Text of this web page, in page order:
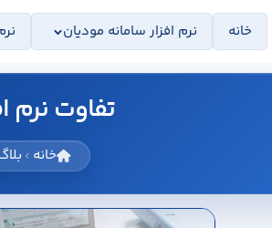
خانه نرم افزار سامانه مودیان
تفاوت نرم
خانه